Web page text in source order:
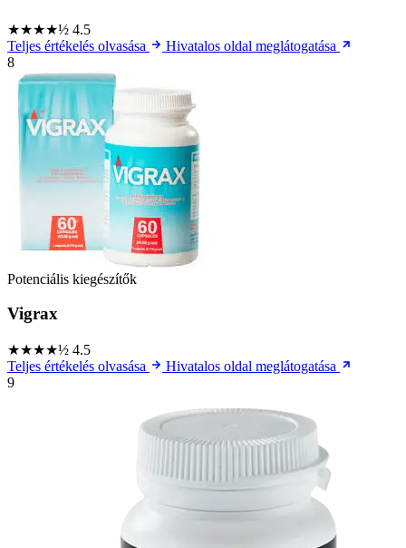
★★★★½ 4.5
Teljes értékelés olvasása
Hivatalos oldal meglátogatása
8
Potenciális kiegészítők
Vigrax
★★★★½ 4.5
Teljes értékelés olvasása
Hivatalos oldal meglátogatása
9